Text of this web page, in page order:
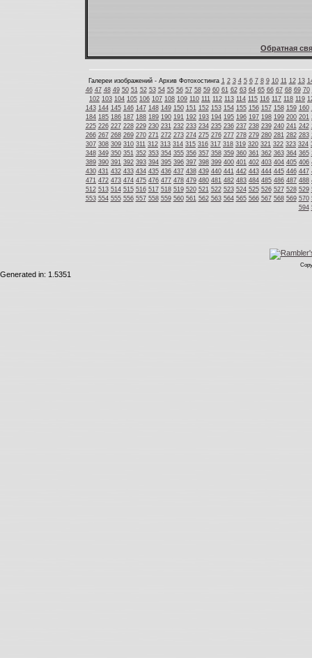
Обратная
Галереи изображений - Архив Фотохостинга 1 2 3 4 5 6 7 8 9 10 11 12 13
46 47 48 49 50 51 52 53 54 55 56 57 58 59 60 61 62 63 64 65 66 67 68 69 70
102 103 104 105 106 107 108 109 110 111 112 113 114 115 116 117 118 119
143 144 145 146 147 148 149 150 151 152 153 154 155 156 157 158 159 160
184 185 186 187 188 189 190 191 192 193 194 195 196 197 198 199 200 201
225 226 227 228 229 230 231 232 233 234 235 236 237 238 239 240 241 242
266 267 268 269 270 271 272 273 274 275 276 277 278 279 280 281 282 283
307 308 309 310 311 312 313 314 315 316 317 318 319 320 321 322 323 324
348 349 350 351 352 353 354 355 356 357 358 359 360 361 362 363 364 365
389 390 391 392 393 394 395 396 397 398 399 400 401 402 403 404 405 406
430 431 432 433 434 435 436 437 438 439 440 441 442 443 444 445 446 447
471 472 473 474 475 476 477 478 479 480 481 482 483 484 485 486 487 488
512 513 514 515 516 517 518 519 520 521 522 523 524 525 526 527 528 529
553 554 555 556 557 558 559 560 561 562 563 564 565 566 567 568 569 570
594
Generated in: 1.5351